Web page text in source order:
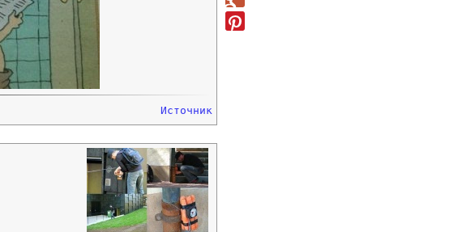
Источник